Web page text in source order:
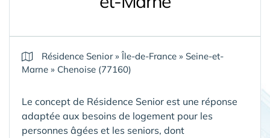
Résidence Senior»Île-de-France » Seine-et-
Marne » Chenoise (77160)
Le concept de Résidence Senior est une réponse
adaptée aux besoins de logement pour les
personnes âgées et les seniors, dont